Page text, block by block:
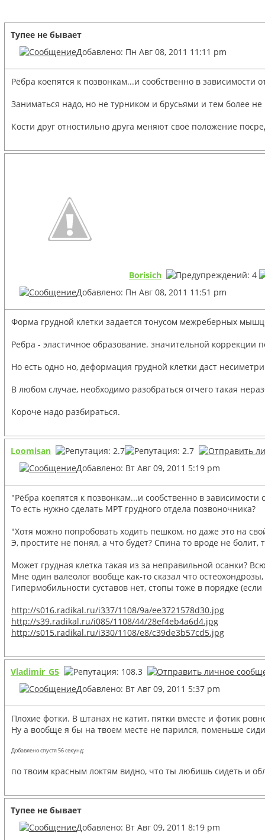
Тупее не бывает
Добавлено: Пн Авг 08, 2011 11:11 pm
Рёбра коепятся к позвонкам...и сообственно в
Заниматься надо, но не турником и брусьями и тем более
Кости друг отностильно друга меняют своё положение
Borisich
Добавлено: Пн Авг 08, 2011 11:51 pm
Форма грудной клетки задается тонусом межреберных
Ребра - эластичное образование. значительной
Но есть одно но, деформация грудной клетки даст
В любом случае, необходимо разобраться отчего такая
Короче надо разбираться.
Loomisan
Добавлено: Вт Авг 09, 2011 5:19 pm
"Рёбра коепятся к позвонкам...и сообственно в
То есть нужно сделать МРТ грудного отдела позвоночника?
"Хотя можно попробовать ходить пешком, но даже это на
Э, простите не понял, а что будет? Спина то вроде не
Может грудная клетка такая из за неправильной осанки?
Мне один валеолог вообще как-то сказал что
Гипермобильности суставов нет, стопы тоже в порядке
http://s016.radikal.ru/i337/1108/9a/ee3721578d30.jpg
http://s39.radikal.ru/i085/1108/44/28ef4eb4a6d4.jpg
http://s015.radikal.ru/i330/1108/e8/c39de3b57cd5.jpg
Vladimir_G5
Добавлено: Вт Авг 09, 2011 5:37 pm
Плохие фотки. В штанах не катит, пятки вместе и фотик
Ну а вообще я бы на твоем месте не парился, поменьше
Добавлено спустя 56 секунд:
по твоим красным локтям видно, что ты любишь сидеть и
Тупее не бывает
Добавлено: Вт Авг 09, 2011 8:19 pm